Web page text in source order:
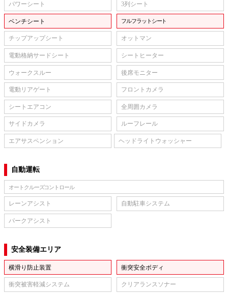
パワーシート 3列シート
ベンチシート フルフラットシート
チップアップシート オットマン
電動格納サードシート シートヒーター
ウォークスルー 後席モニター
電動リアゲート フロントカメラ
シートエアコン 全周囲カメラ
サイドカメラ ルーフレール
エアサスペンション ヘッドライトウォッシャー
自動運転
オートクルーズコントロール
レーンアシスト 自動駐車システム
パークアシスト
安全装備エリア
横滑り防止装置 衝突安全ボディ
衝突被害軽減システム クリアランスソナー